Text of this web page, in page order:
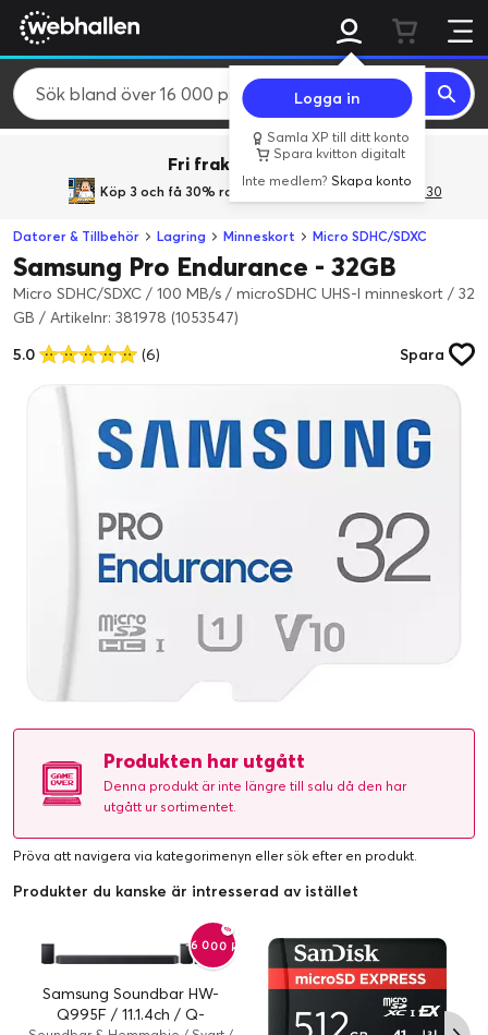
Logga in
Samla XP till ditt konto
Spara kvitton digitalt
Inte medlem?Skapa konto
Fri frakt över 800 kr.
Köp 3 och få 30% rabatt med rabattkoden 3Gives30
Datorer & Tillbehör Lagring Minneskort Micro SDHC/SDXC
Samsung Pro Endurance - 32GB
Micro SDHC/SDXC / 100 MB/s / microSDHC UHS-I minneskort / 32
GB / Artikelnr: 381978 (1053547)
5.0
(6) Spara
Produkten har utgått
Denna produkt är inte längre till salu då den har
utgått ur sortimentet.
Pröva att navigera via kategorimenyn eller sök efter en produkt.
Produkter du kanske är intresserad av istället
-6 000 kr
Samsung Soundbar HW-
Q995F / 11.1.4ch / Q-